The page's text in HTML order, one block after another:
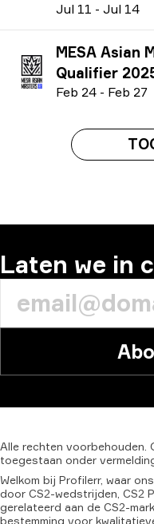
Jul 11 - Jul 14
MESA Asian
Qualifier
Feb 24 - Feb 27
Laten we in
Alle rechten voorbehouden.
toegestaan onder
Welkom bij Profilerr, waar
door CS2-wedstrijden, CS2
gerelateerd aan de CS2-
bestemming voor